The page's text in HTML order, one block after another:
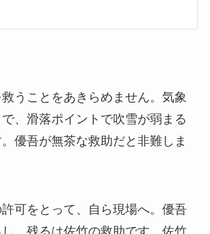
うことをあきらめません。気象
、滑落ポイントで吹雪が弱まる
優吾が無茶な救助だと非難しま
可をとって、自ら現場へ。優吾